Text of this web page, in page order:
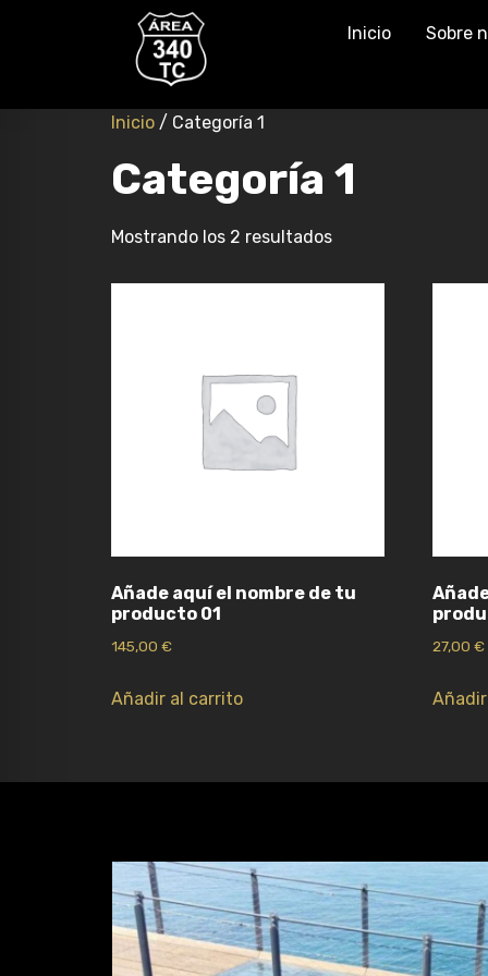
Inicio Sobre
Inicio / Categoría 1
Categoría 1
Mostrando los 2 resultados
Añade aquí el nombre de tu
producto 01
145,00 €
Añadir al carrito
27,00 €